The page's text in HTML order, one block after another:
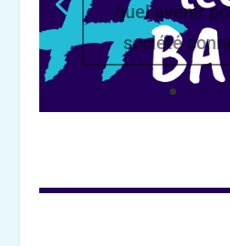
quel avenir
société